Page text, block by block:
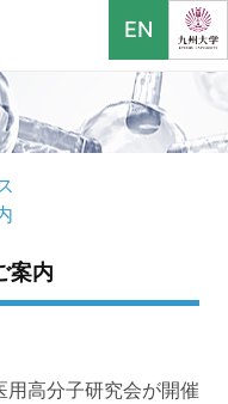
EN
案内
高分子研究会が開催